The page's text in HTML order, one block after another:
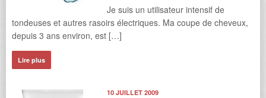
Je suis un utilisateur intensif de
tondeuses et autres rasoirs électriques. Ma coupe de cheveux,
depuis 3 ans environ, est […]
Lire plus
10 JUILLET 2009